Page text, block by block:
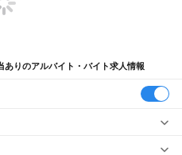
りのアルバイト・バイト求人情報